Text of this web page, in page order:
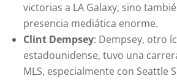
victorias a LA Galaxy, sino
presencia mediática enorme.
Clint Dempsey: Dempsey, otro
estadounidense, tuvo una
MLS, especialmente con Seattle